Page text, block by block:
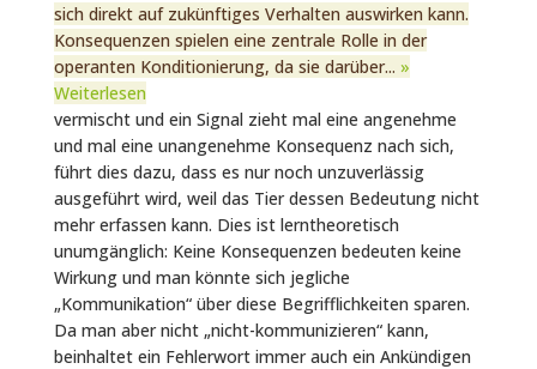
sich direkt auf zukünftiges Verhalten auswirken kann.
Konsequenzen spielen eine zentrale Rolle in der
operanten Konditionierung, da sie darüber... »
Weiterlesen
vermischt und ein Signal zieht mal eine angenehme
und mal eine unangenehme Konsequenz nach sich,
führt dies dazu, dass es nur noch unzuverlässig
ausgeführt wird, weil das Tier dessen Bedeutung nicht
mehr erfassen kann. Dies ist lerntheoretisch
unumgänglich: Keine Konsequenzen bedeuten keine
Wirkung und man könnte sich jegliche
„Kommunikation“ über diese Begrifflichkeiten sparen.
Da man aber nicht „nicht-kommunizieren“ kann,
beinhaltet ein Fehlerwort immer auch ein Ankündigen